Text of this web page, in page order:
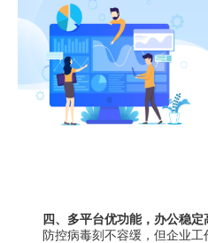
四、多平台优功能，办公稳定
防控病毒刻不容缓，但企业工